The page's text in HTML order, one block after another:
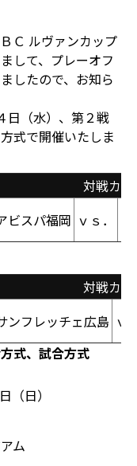
Ｃ ルヴァンカップ
して、プレーオフ
したので、お知ら
日（水）、第２戦
式で開催いたしま
対戦カ
ビスパ福岡 ｖｓ．
対戦カ
ンフレッチェ広島 ｖ
式、試合方式
日）
ム